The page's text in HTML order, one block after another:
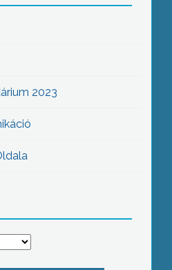
2023